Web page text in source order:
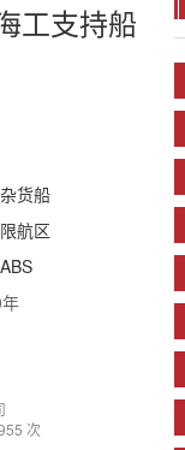
工支持船
货船
航区
ABS
次